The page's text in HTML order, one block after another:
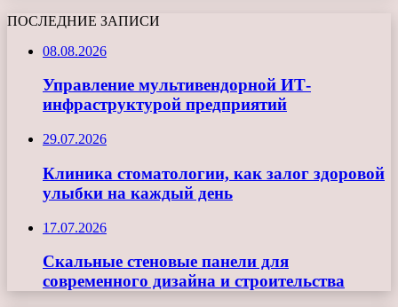
ПОСЛЕДНИЕ ЗАПИСИ
08.08.2026
Управление мультивендорной ИТ-
инфраструктурой предприятий
29.07.2026
Клиника стоматологии, как залог здоровой
улыбки на каждый день
17.07.2026
Скальные стеновые панели для
современного дизайна и строительства